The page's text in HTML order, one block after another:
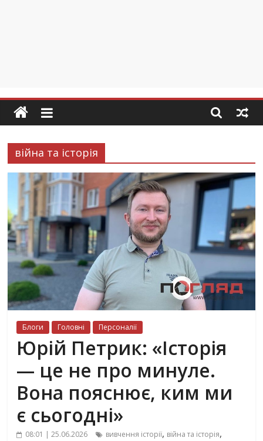
війна та історія
Блоги Головні Персоналії
Юрій Петрик: «Історія
— це не про минуле.
Вона пояснює, ким ми
є сьогодні»
08:01 | 25.06.2026 вивчення історії, війна та історія,